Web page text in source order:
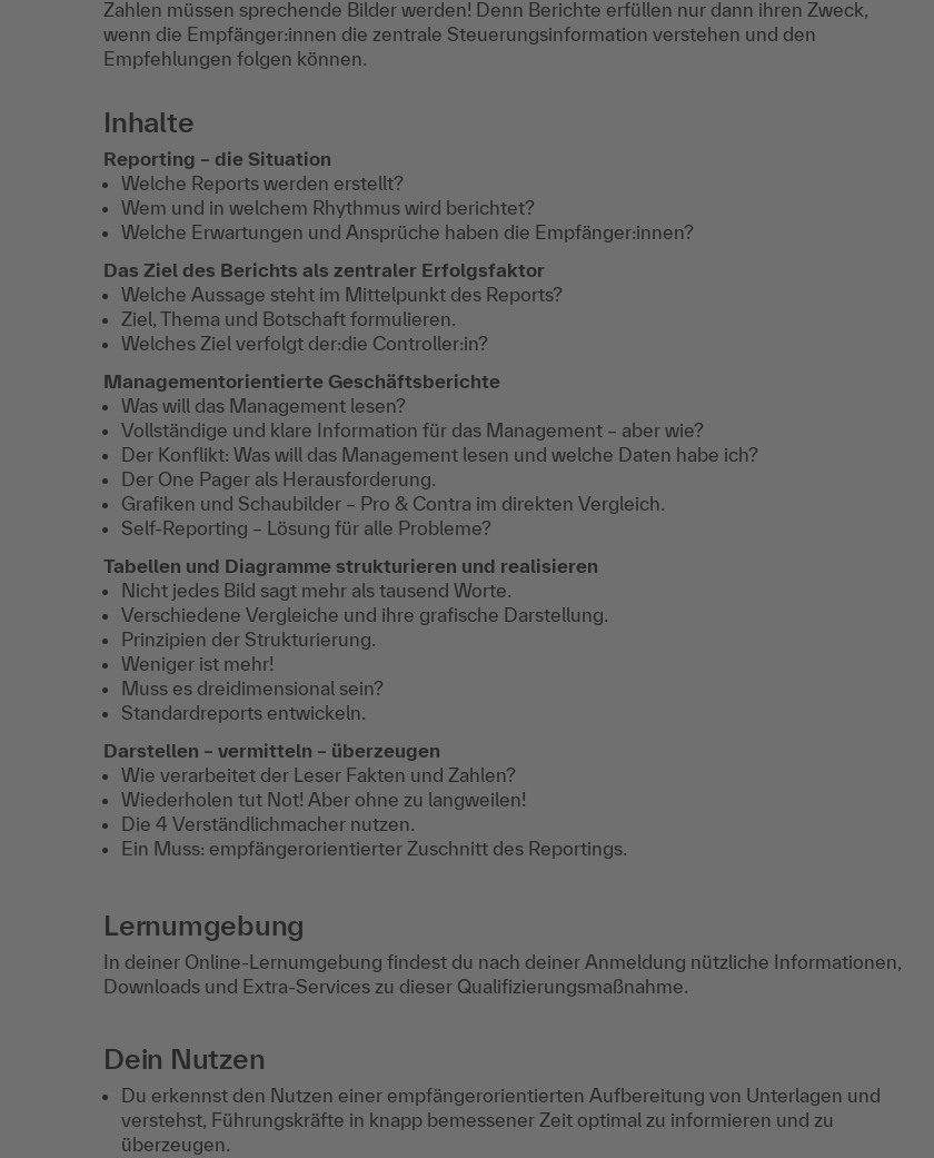
Zahlen müssen sprechende Bilder werden! Denn Berichte erfüllen nur dann ihren Zweck,
wenn die Empfänger:innen die zentrale Steuerungsinformation verstehen und den
Empfehlungen folgen können.
Inhalte
Reporting – die Situation
Welche Reports werden erstellt?
Wem und in welchem Rhythmus wird berichtet?
Welche Erwartungen und Ansprüche haben die Empfänger:innen?
Das Ziel des Berichts als zentraler Erfolgsfaktor
Welche Aussage steht im Mittelpunkt des Reports?
Ziel, Thema und Botschaft formulieren.
Welches Ziel verfolgt der:die Controller:in?
Managementorientierte Geschäftsberichte
Was will das Management lesen?
Vollständige und klare Information für das Management – aber wie?
Der Konflikt: Was will das Management lesen und welche Daten habe ich?
Der One Pager als Herausforderung.
Grafiken und Schaubilder – Pro & Contra im direkten Vergleich.
Self-Reporting – Lösung für alle Probleme?
Tabellen und Diagramme strukturieren und realisieren
Nicht jedes Bild sagt mehr als tausend Worte.
Verschiedene Vergleiche und ihre grafische Darstellung.
Prinzipien der Strukturierung.
Weniger ist mehr!
Muss es dreidimensional sein?
Standardreports entwickeln.
Darstellen – vermitteln – überzeugen
Wie verarbeitet der Leser Fakten und Zahlen?
Wiederholen tut Not! Aber ohne zu langweilen!
Die 4 Verständlichmacher nutzen.
Ein Muss: empfängerorientierter Zuschnitt des Reportings.
Lernumgebung
In deiner Online-Lernumgebung findest du nach deiner Anmeldung nützliche Informationen,
Downloads und Extra-Services zu dieser Qualifizierungsmaßnahme.
Dein Nutzen
Du erkennst den Nutzen einer empfängerorientierten Aufbereitung von Unterlagen und
verstehst, Führungskräfte in knapp bemessener Zeit optimal zu informieren und zu
überzeugen.